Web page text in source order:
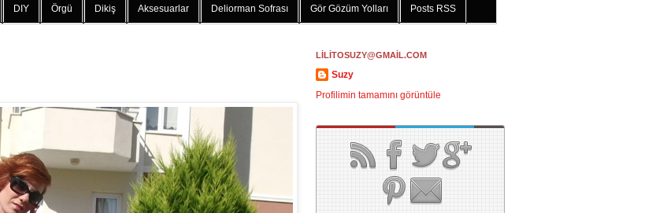
DIY Örgü Dikiş Aksesuarlar Deliorman Sofrası Gör Gözüm Yolları Posts RSS
LİLİTOSUZY@GMAİL.COM
Suzy
Profilimin tamamını görüntüle